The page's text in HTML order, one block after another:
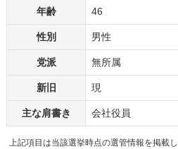
年齢 46
性別 男性
党派 無所属
新旧 現
主な肩書き 会社役員
上記項目は当該選挙時点の選管情報を掲載